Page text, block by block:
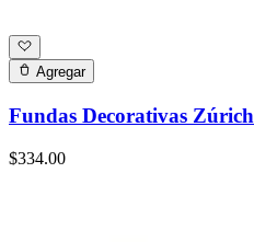
Agregar
Fundas Decorativas Zúrich
$334.00